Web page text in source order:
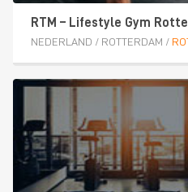
RTM – Lifestyle Gym
NEDERLAND / ROTTERDAM /